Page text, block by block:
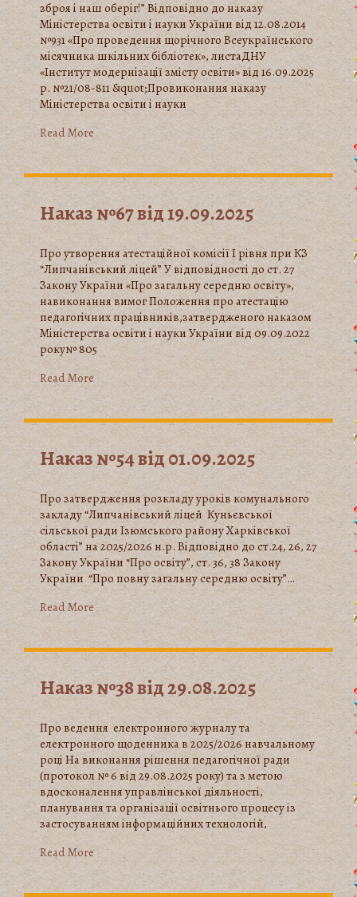
зброя і наш оберіг!” Відповідно до наказу
Міністерства освіти і науки України від 12.08.2014
№931 «Про проведення щорічного Всеукраїнського
місячника шкільних бібліотек», листаДНУ
«Інститут модернізації змісту освіти» від 16.09.2025
р. №21/08-811 &quot;Провиконання наказу
Міністерства освіти і науки
Read More
Наказ №67 від 19.09.2025
Про утворення атестаційної комісії І рівня при КЗ
“Липчанівський ліцей” У відповідності до ст. 27
Закону України «Про загальну середню освіту»,
навиконання вимог Положення про атестацію
педагогічних працівників,затвердженого наказом
Міністерства освіти і науки України від 09.09.2022
року№ 805
Read More
Наказ №54 від 01.09.2025
Про затвердження розкладу уроків комунального
закладу “Липчанівський ліцей Куньєвської
сільської ради Ізюмського району Харківської
області” на 2025/2026 н.р. Відповідно до ст.24, 26, 27
Закону України “Про освіту”, ст. 36, 38 Закону
України “Про повну загальну середню освіту”…
Read More
Наказ №38 від 29.08.2025
Про ведення електронного журналу та
електронного щоденника в 2025/2026 навчальному
році На виконання рішення педагогічної ради
(протокол № 6 від 29.08.2025 року) та з метою
вдосконалення управлінської діяльності,
планування та організації освітнього процесу із
застосуванням інформаційних технологій,
Read More